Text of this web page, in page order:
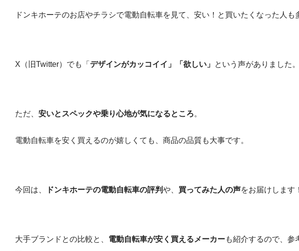
ドンキホーテのお店やチラシで電動自転車を見て、安い！と買いたくなった人も
X（旧Twitter）でも「デザインがカッコイイ」「欲しい」 という声がありました
ただ、 安いとスペックや乗り心地が気になるところ。
電動自転車を安く買えるのが嬉しくても、商品の品質も大事です。
今回は、 ドンキホーテの電動自転車の評判や、 買ってみた人の声をお届けします
大手ブランドとの比較と、 電動自転車が安く買えるメーカーも紹介するので、参